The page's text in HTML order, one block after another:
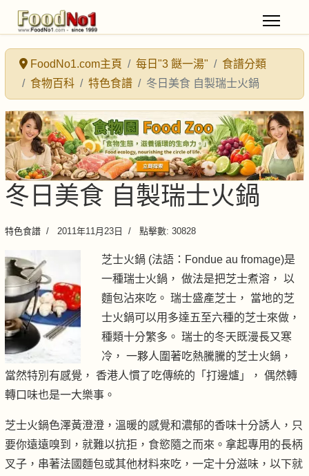
FoodNo1.com主頁 每日"3 餸一湯"
食譜分類
食物百科
特色食譜 冬日美食 自製瑞士火鍋
冬日美食 自製瑞士火鍋
特色食譜 2011年11月23日 點擊數: 30828
芝士火鍋 (法語：Fondue au fromage)是
一種瑞士火鍋， 做法是把芝士煮溶， 以
麵包沾來吃。 瑞士盛產芝士， 當地的芝
士火鍋可以用多達五至六種的芝士來做，
種類十分繁多。 瑞士的冬天既漫長又寒
冷， 一夥人圍著吃熱騰騰的芝士火鍋，
當然特別有感覺， 香港人慣了吃傳統的「打邊爐」， 偶然轉
轉口味也是一大樂事。
芝士火鍋色澤黃澄澄，溫暖的感覺和濃郁的香味十分誘人，只
要你遠遠嗅到，就難以抗拒，食慾隨之而來。拿起專用的長柄
叉子，串著法國麵包或其他材料來吃，一定十分滋味，以下就